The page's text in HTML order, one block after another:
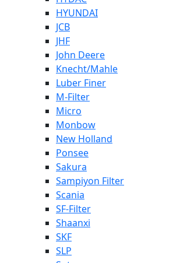
HYUNDAI
JCB
JHF
John Deere
Knecht/Mahle
Luber Finer
M-Filter
Micro
Monbow
New Holland
Ponsee
Sakura
Sampiyon Filter
Scania
SF-Filter
Shaanxi
SKF
SLP